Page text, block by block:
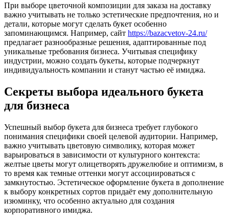
При выборе цветочной композиции для заказа на доставку
важно учитывать не только эстетические предпочтения, но и
детали, которые могут сделать букет особенно
запоминающимся. Например, сайт https://bazacvetov-24.ru/
предлагает разнообразные решения, адаптированные под
уникальные требования бизнеса. Учитывая специфику
индустрии, можно создать букеты, которые подчеркнут
индивидуальность компании и станут частью её имиджа.
Секреты выбора идеального букета
для бизнеса
Успешный выбор букета для бизнеса требует глубокого
понимания специфики своей целевой аудитории. Например,
важно учитывать цветовую символику, которая может
варьироваться в зависимости от культурного контекста:
желтые цветы могут олицетворять дружелюбие и оптимизм, в
то время как темные оттенки могут ассоциироваться с
замкнутостью. Эстетическое оформление букета в дополнение
к выбору конкретных сортов придаёт ему дополнительную
изюминку, что особенно актуально для создания
корпоративного имиджа.